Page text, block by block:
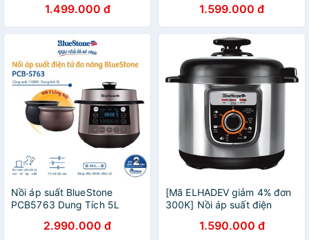
1.499.000 đ 1.599.000 đ
Nồi áp suất BlueStone
PCB5763 Dung Tích 5L
2.990.000 đ
[Mã ELHADEV giảm 4% đơn
300K] Nồi áp suất điện
1.590.000 đ